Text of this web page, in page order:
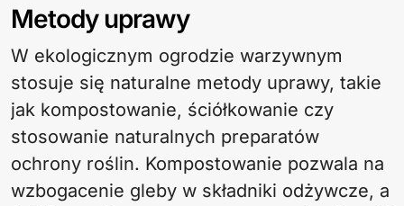
Metody uprawy
W ekologicznym ogrodzie warzywnym
stosuje się naturalne metody uprawy, takie
jak kompostowanie, ściółkowanie czy
stosowanie naturalnych preparatów
ochrony roślin. Kompostowanie pozwala na
wzbogacenie gleby w składniki odżywcze, a